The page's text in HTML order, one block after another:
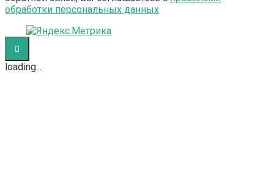
обработки персональных данных
loading...